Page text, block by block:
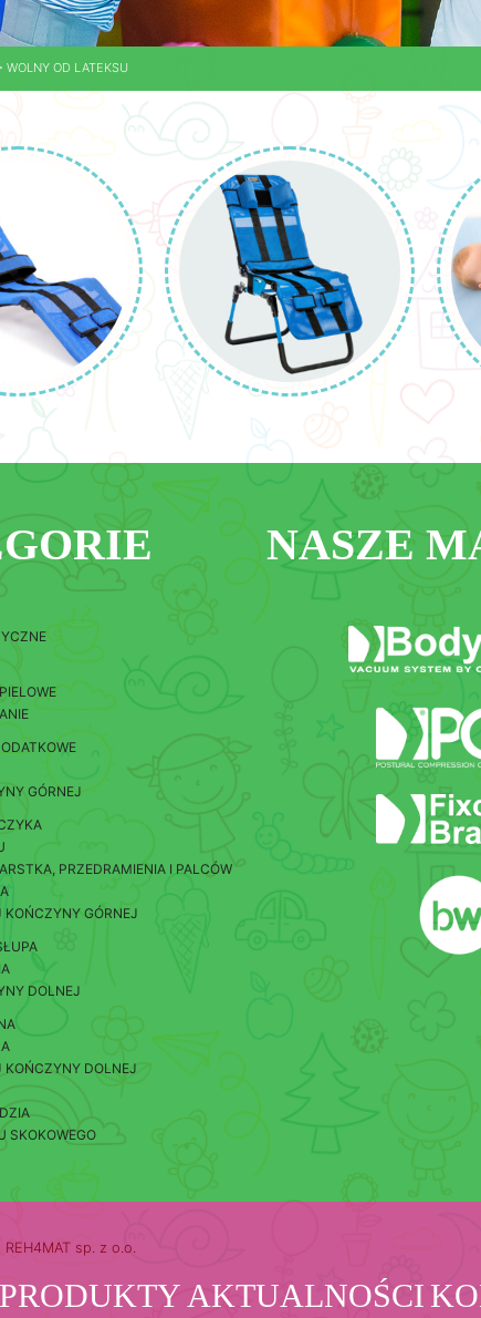
WOLNY OD LATEKSU
GÓRNEJ
PRZEDRAMIENIA I PALCÓW
KOŃCZYNY GÓRNEJ
DOLNEJ
KOŃCZYNY DOLNEJ
SKOKOWEGO
NASZE
sp. z o.o.
PRODUKTY AKTUALNOŚCI